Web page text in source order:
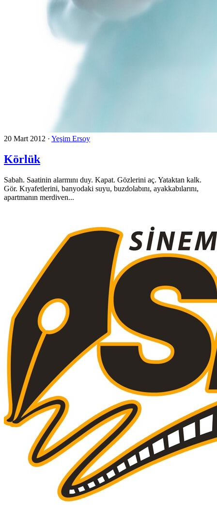
20 Mart 2012 · Yeşim Ersoy
Körlük
Sabah. Saatinin alarmını duy. Kapat. Gözlerini aç. Yataktan kalk.
Gör. Kıyafetlerini, banyodaki suyu, buzdolabını, ayakkabılarını,
apartmanın merdiven...